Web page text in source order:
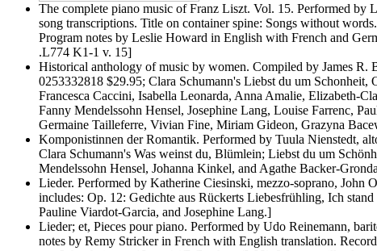
The complete piano music of Franz Liszt. Vol. 15. Performed
song transcriptions. Title on container spine: Songs without
Program notes by Leslie Howard in English with French and
.L774 K1-1 v. 15]
Historical anthology of music by women. Compiled by James
0253332818 $29.95; Clara Schumann's Liebst du um
Francesca Caccini, Isabella Leonarda, Anna Amalie, Elizabeth-
Fanny Mendelssohn Hensel, Josephine Lang, Louise Farrenc,
Germaine Tailleferre, Vivian Fine, Miriam Gideon, Grazyna
Komponistinnen der Romantik. Performed by Tuula Nienstedt,
Clara Schumann's Was weinst du, Blümlein; Liebst du um
Mendelssohn Hensel, Johanna Kinkel, and Agathe Backer-
Lieder. Performed by Katherine Ciesinski, mezzo-soprano,
includes: Op. 12: Gedichte aus Rückerts Liebesfrühling, Ich
Pauline Viardot-Garcia, and Josephine Lang.]
Lieder; et, Pieces pour piano. Performed by Udo Reinemann,
notes by Remy Stricker in French with English translation.